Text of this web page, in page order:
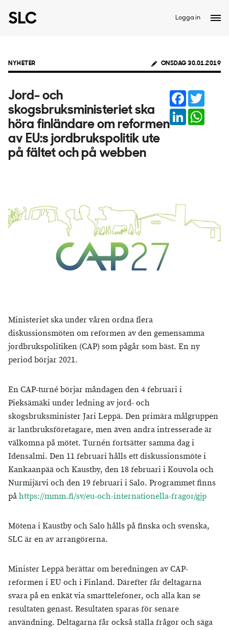
Logga in
NYHETER ONSDAG 30.01.2019
Jord- och
skogsbruksministeriet ska
höra finländare om reformen
av EU:s jordbrukspolitik ute
på fältet och på webben
Facebook
LinkedIn
Ministeriet ska under våren ordna flera
diskussionsmöten om reformen av den gemensamma
jordbrukspolitiken (CAP) som pågår som bäst. En ny
period börjar 2021.
En CAP-turné börjar måndagen den 4 februari i
Pieksämäki under ledning av jord- och
skogsbruksminister Jari Leppä. Den primära målgruppen
är lantbruksföretagare, men även andra intresserade är
välkomna på mötet. Turnén fortsätter samma dag i
Idensalmi. Den 11 februari hålls ett diskussionsmöte i
Kankaanpää och Kaustby, den 18 februari i Kouvola och
Nurmijärvi och den 19 februari i Salo. Programmet finns
påhttps://mmm.fi/sv/eu-och-internationella-fragor/gjp
Mötena i Kaustby och Salo hålls på finska och svenska,
SLC är en av arrangörerna.
Minister Leppä berättar om beredningen av CAP-
reformen i EU och i Finland. Därefter får deltagarna
svara på en enkät via smarttelefoner, och alla kan se
resultaten genast. Resultaten sparas för senare
användning. Deltagarna får också ställa frågor och säga